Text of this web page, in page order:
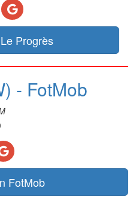
Progrès
- FotMob
FotMob